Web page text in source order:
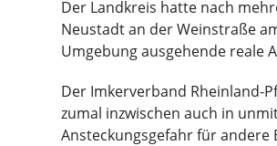
Der Landkreis hatte nach
Neustadt an der Weinstraße
Umgebung ausgehende reale
Der Imkerverband Rheinland-
zumal inzwischen auch in
Ansteckungsgefahr für